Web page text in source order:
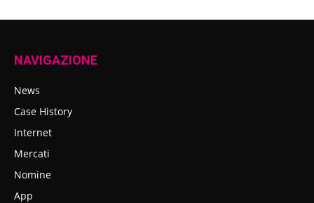
NAVIGAZIONE
News
Case History
Internet
Mercati
Nomine
App